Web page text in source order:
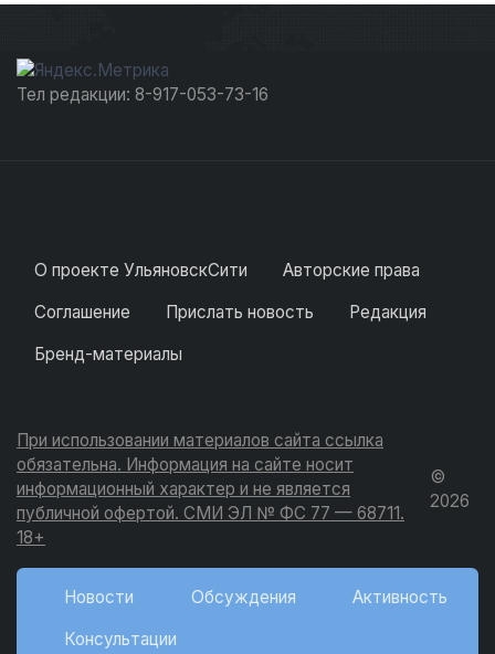
Тел редакции: 8-917-053-73-16
О проекте УльяновскСити
Авторские права
Соглашение
Прислать новость
Редакция
Бренд-материалы
При использовании материалов сайта ссылка
обязательна. Информация на сайте носит
информационный характер и не является
публичной офертой. СМИ ЭЛ № ФС 77 — 68711.
18+
©
2026
Новости Обсуждения
Активность
Консультации